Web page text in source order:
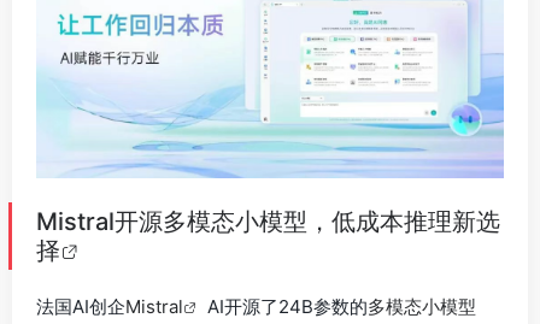
Mistral开源多模态小模型，低成本推理新选
择
法国AI创企Mistral AI开源了24B参数的多模态小模型